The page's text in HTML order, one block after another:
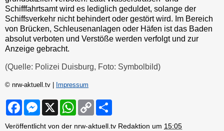
Schifffahrtsamt wird es lediglich geduldet, solange der
Schiffsverkehr nicht behindert oder gestört wird. Im Bereich
von Brücken, Schleusenanlagen oder Häfen ist das Baden
absolut verboten und Verstöße werden verfolgt und zur
Anzeige gebracht.
(Quelle: Polizei Duisburg, Foto: Symbolbild)
© nrw-aktuell.tv | Impressum
F
e
M
s
X
W
t
C
y
r
Veröffentlicht von der nrw-aktuell.tv Redaktion um 15:05